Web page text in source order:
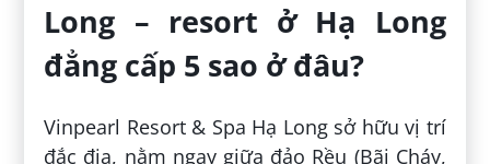
Long – resort ở Hạ Long
đẳng cấp 5 sao ở đâu?
Vinpearl Resort & Spa Hạ Long sở hữu vị trí
đắc địa, nằm ngay giữa đảo Rều (Bãi Cháy,